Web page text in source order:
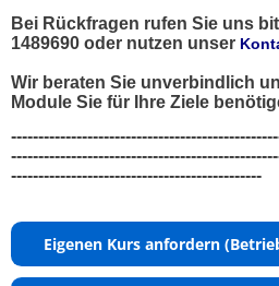
Bei Rückfragen rufen Sie uns
1489690 oder nutzen unser
Wir beraten Sie unverbindlich
Module Sie für Ihre Ziele
----------------------------------------------
Eigenen Kurs anfordern